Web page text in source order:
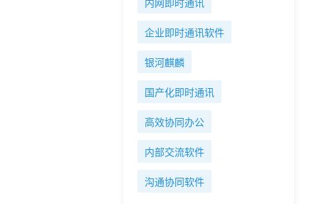
内网即时通讯
企业即时通讯软件
银河麒麟
国产化即时通讯
高效协同办公
内部交流软件
沟通协同软件